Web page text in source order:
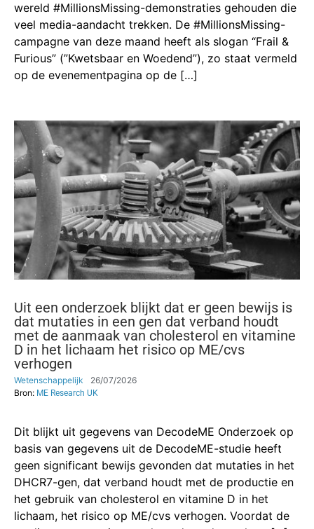
wereld #MillionsMissing-demonstraties gehouden die
veel media-aandacht trekken. De #MillionsMissing-
campagne van deze maand heeft als slogan “Frail &
Furious” (”Kwetsbaar en Woedend”), zo staat vermeld
op de evenementpagina op de […]
Uit een onderzoek blijkt dat er geen bewijs is
dat mutaties in een gen dat verband houdt
met de aanmaak van cholesterol en vitamine
D in het lichaam het risico op ME/cvs
verhogen
Wetenschappelijk
26/07/2026
Bron: ME Research UK
Dit blijkt uit gegevens van DecodeME Onderzoek op
basis van gegevens uit de DecodeME-studie heeft
geen significant bewijs gevonden dat mutaties in het
DHCR7-gen, dat verband houdt met de productie en
het gebruik van cholesterol en vitamine D in het
lichaam, het risico op ME/cvs verhogen. Voordat de